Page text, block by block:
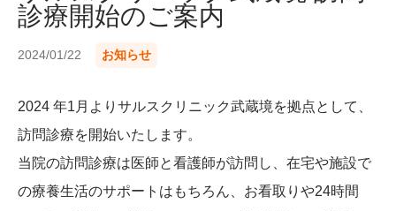
診療開始のご案内
2024/01/22 お知らせ
2024 年1月よりサルスクリニック武蔵境を拠点として、
訪問診療を開始いたします。
当院の訪問診療は医師と看護師が訪問し、在宅や施設で
の療養生活のサポートはもちろん、お看取りや24時間